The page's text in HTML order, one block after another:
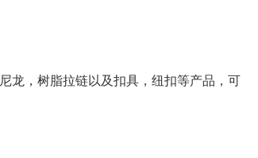
龙，树脂拉链以及扣具，纽扣等产品，可